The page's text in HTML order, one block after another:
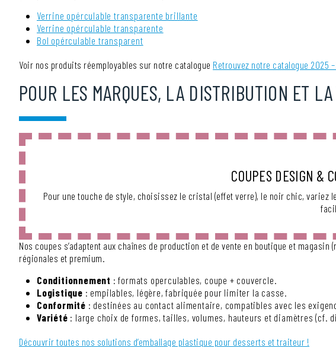
Verrine opérculable transparente brillante
Verrine opérculable transparente
Bol opérculable transparent
Voir nos produits réemployables sur notre catalogue Retrouvez notre catalogue 2025
POUR LES MARQUES, LA DISTRIBUTION ET
COUPES DESIGN &
Pour une touche de style, choisissez le cristal (effet verre), le noir chic,
Nos coupes s’adaptent aux chaînes de production et de vente en boutique et
régionales et premium.
Conditionnement : formats operculables, coupe + couvercle.
Logistique : empilables, légère, fabriquée pour limiter la casse.
Conformité : destinées au contact alimentaire, compatibles avec les
Variété : large choix de formes, tailles, volumes, hauteurs et diamètres (cf.
Découvrir toutes nos solutions d’emballage plastique pour desserts et traiteur !